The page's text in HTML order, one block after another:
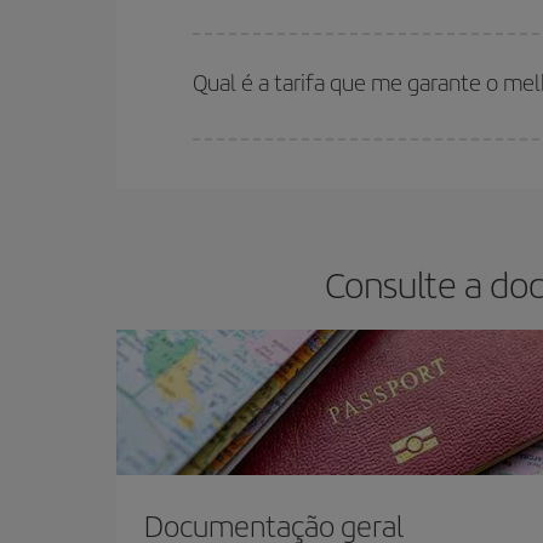
(econômica) estão disponíveis ou estão se
Qual é a tarifa que me garante o
Consulte a
Documentação geral